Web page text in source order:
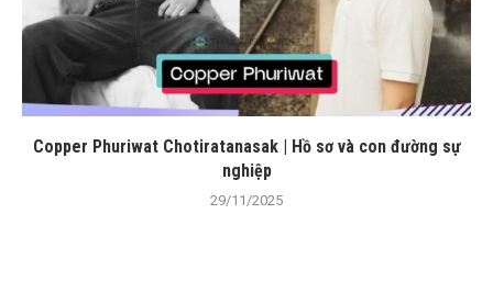
Copper Phuriwat Chotiratanasak | Hồ sơ và con đường sự
nghiệp
29/11/2025